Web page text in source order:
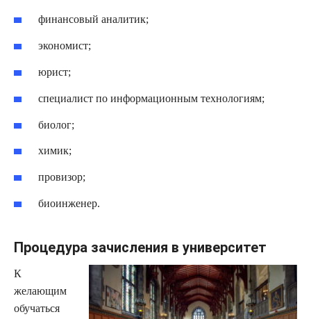
финансовый аналитик;
экономист;
юрист;
специалист по информационным технологиям;
биолог;
химик;
провизор;
биоинженер.
Процедура зачисления в университет
К
желающим
обучаться